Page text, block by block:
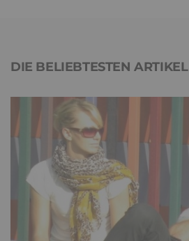
DIE BELIEBTESTEN ARTIKEL